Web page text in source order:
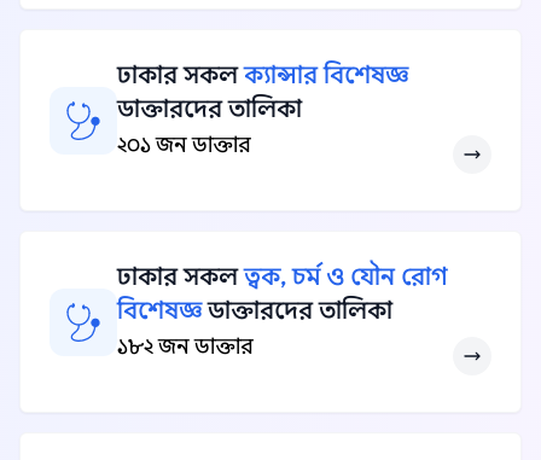
ঢাকার সকলক্যান্সার বিশেষজ্ঞ
ডাক্তারদের তালিকা
২০১ জন ডাক্তার
ঢাকার সকলত্বক, চর্ম ও যৌন রোগ
বিশেষজ্ঞডাক্তারদের তালিকা
১৮২ জন ডাক্তার